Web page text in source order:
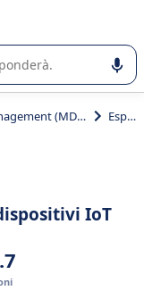
di un
Mobile device management (MDM) Esper
IoT